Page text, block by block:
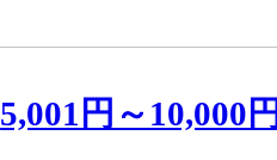
5,001円～10,000円